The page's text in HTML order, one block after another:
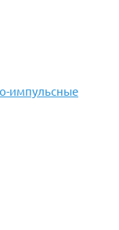
импульсные